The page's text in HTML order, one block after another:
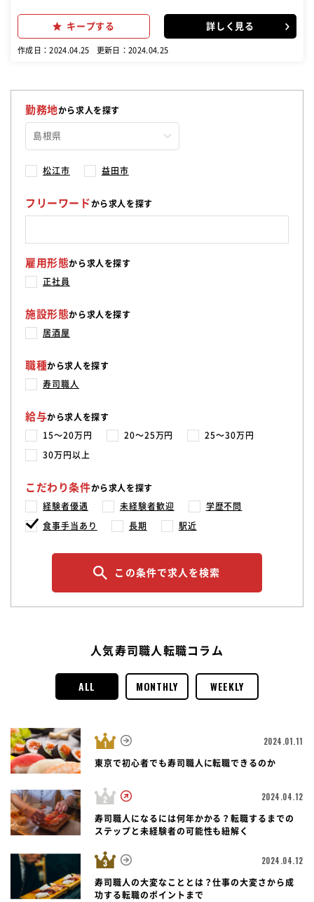
席へのご案内・オーダー取り・料理の提供 お帰りの際は⇒会計対応・
片付けなど接客全般 まずは、一通りの業務をマスターしていただき将
来的には店長候補業務をお任せします◎ (店舗マネジメント、アルバ
キープする 詳しく見る
作成日：2024.04.25 更新日：2024.04.25
勤務地から求人を探す
松江市 益田市
フリーワードから求人を探す
雇用形態から求人を探す
正社員
施設形態から求人を探す
居酒屋
職種から求人を探す
寿司職人
給与から求人を探す
15〜20万円 20〜25万円 25〜30万円
30万円以上
こだわり条件から求人を探す
経験者優遇 未経験者歓迎 学歴不問
食事手当あり 長期 駅近
この条件で求人を検索
人気寿司職人転職コラム
ALL MONTHLY WEEKLY
2024.01.11
東京で初心者でも寿司職人に転職できるのか
2024.04.12
寿司職人になるには何年かかる？転職するまでの
ステップと未経験者の可能性も紐解く
2024.04.12
寿司職人の大変なこととは？仕事の大変さから成
功する転職のポイントまで